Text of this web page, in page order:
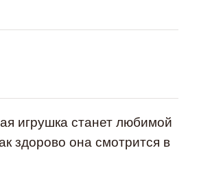
игрушка станет любимой
здорово она смотрится в